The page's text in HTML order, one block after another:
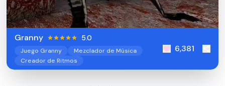
Granny 5.0
Juego Granny
Mezclador de Música
Creador de Ritmos
6,381